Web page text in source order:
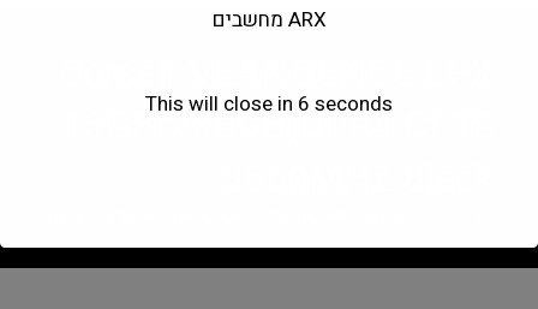
16GB(2X8GB)DDR4 CL18
ARX מחשבים
This will close in 5 seconds